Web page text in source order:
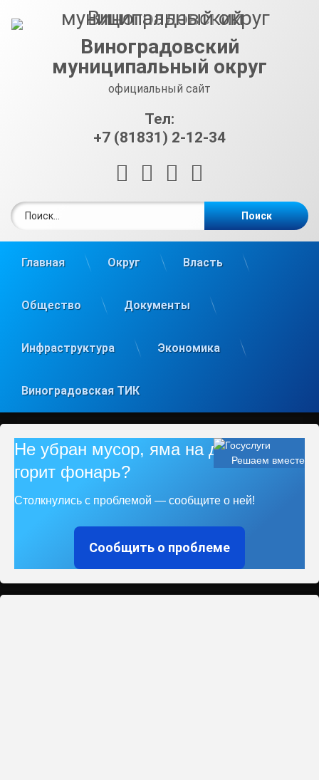
Виноградовский
муниципальный округ
официальный сайт
Тел:
+7 (81831) 2-12-34
RSS E-mailВКонтакте
Главная Округ Власть
Общество Документы
Инфраструктура Экономика
Виноградовская ТИК
Решаем вместе
Не убран мусор, яма на дороге, не
горит фонарь?
Столкнулись с проблемой — сообщите о ней!
Сообщить о проблеме